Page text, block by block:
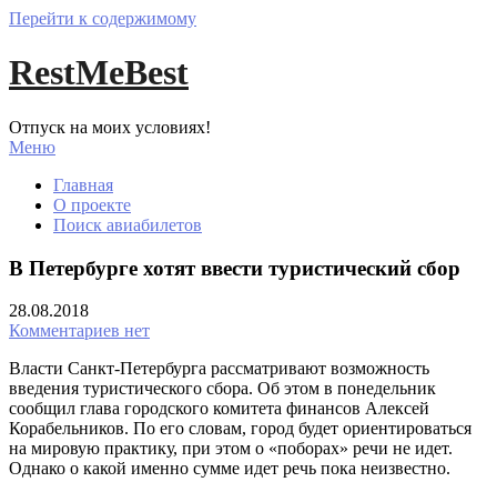
Перейти к содержимому
RestMeBest
Отпуск на моих условиях!
Меню
Главная
О проекте
Поиск авиабилетов
В Петербурге хотят ввести туристический сбор
28.08.2018
Комментариев нет
Власти Санкт-Петербурга рассматривают возможность
введения туристического сбора. Об этом в понедельник
сообщил глава городского комитета финансов Алексей
Корабельников. По его словам, город будет ориентироваться
на мировую практику, при этом о «поборах» речи не идет.
Однако о какой именно сумме идет речь пока неизвестно.